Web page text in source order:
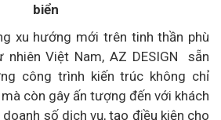
biển
xu hướng mới trên tinh thần phù
nhiên Việt Nam, AZ DESIGN sẵn
công trình kiến trúc không chỉ
còn gây ấn tượng đến với khách
số dịch vụ, tạo điều kiện cho